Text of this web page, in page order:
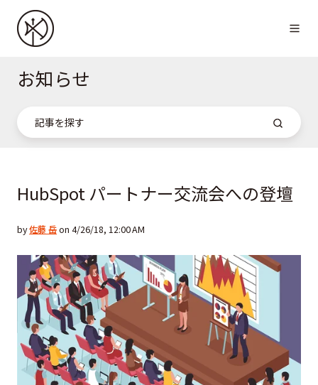
お知らせ
HubSpot パートナー交流会への登壇
by佐藤 岳on 4/26/18, 12:00 AM